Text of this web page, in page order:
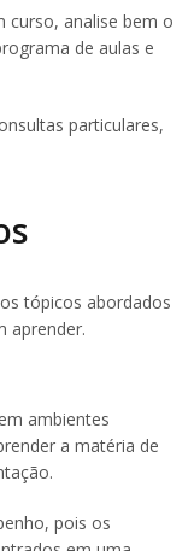
curso, analise bem o
de aulas e
particulares,
tópicos abordados
aprender.
ambientes
a matéria de
pois os